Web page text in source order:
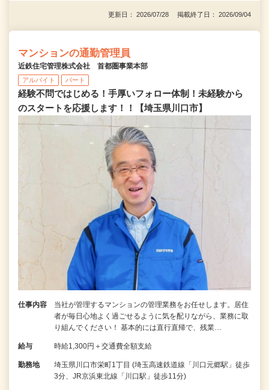
更新日： 2026/07/28 掲載終了日： 2026/09/04
マンションの通勤管理員
近鉄住宅管理株式会社 首都圏事業本部
アルバイト パート
経験不問ではじめる！手厚いフォロー体制！未経験から
のスタートを応援します！！【埼玉県川口市】
仕事内容
当社が管理するマンションの管理業務をお任せします。居住
者が毎日心地よく過ごせるように気を配りながら、業務に取
り組んでください！ 基本的には直行直帰で、残業…
給与 時給1,300円＋交通費全額支給
勤務地
埼玉県川口市栄町1丁目 (埼玉高速鉄道線「川口元郷駅」徒歩
3分、JR京浜東北線「川口駅」徒歩11分)